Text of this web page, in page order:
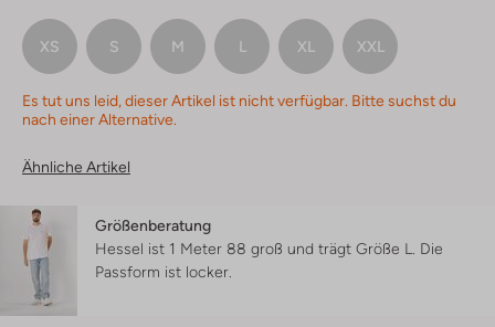
XS S M L XL XXL
Es tut uns leid, dieser Artikel ist nicht verfügbar. Bitte suchst du
nach einer Alternative.
Ähnliche Artikel
Größenberatung
Hessel ist 1 Meter 88 groß und trägt Größe L. Die
Passform ist locker